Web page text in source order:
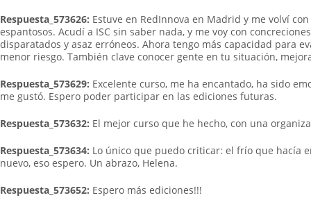
Respuesta_573626: Estuve en RedInnova en Madrid y me volví
espantosos. Acudí a ISC sin saber nada, y me voy con
disparatados y asaz erróneos. Ahora tengo más capacidad para
menor riesgo. También clave conocer gente en tu situación,
Respuesta_573629: Excelente curso, me ha encantado, ha sido
me gustó. Espero poder participar en las ediciones futuras.
Respuesta_573632: El mejor curso que he hecho, con una
Respuesta_573634: Lo único que puedo criticar: el frío que hacía
nuevo, eso espero. Un abrazo, Helena.
Respuesta_573652: Espero más ediciones!!!